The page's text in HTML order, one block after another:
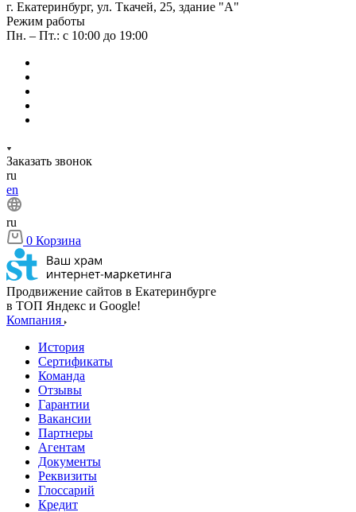
г. Екатеринбург, ул. Ткачей, 25, здание "А"
Режим работы
Пн. – Пт.: с 10:00 до 19:00
Заказать звонок
ru
en
ru
0 Корзина
Продвижение сайтов в Екатеринбурге
в ТОП Яндекс и Google!
Компания
История
Сертификаты
Команда
Отзывы
Гарантии
Вакансии
Партнеры
Агентам
Документы
Реквизиты
Глоссарий
Кредит